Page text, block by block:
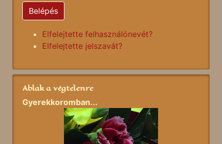
Belépés
Elfelejtette felhasználónevét?
Elfelejtette jelszavát?
Ablak a végtelenre
Gyerekkoromban...